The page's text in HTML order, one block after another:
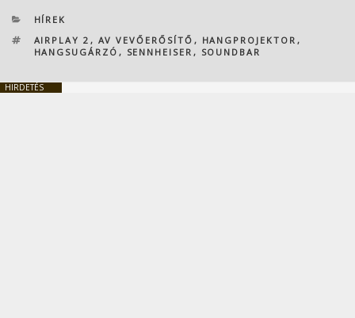
KATEGÓRIÁK
HÍREK
CÍMKÉK
AIRPLAY 2 , AV VEVŐERŐSÍTŐ , HANGPROJEKTOR ,
HANGSUGÁRZÓ , SENNHEISER , SOUNDBAR
HIRDETÉS